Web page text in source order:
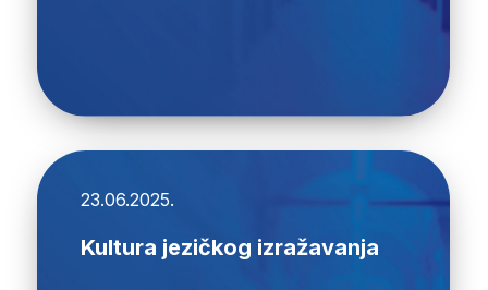
23.06.2025.
Kultura jezičkog izražavanja